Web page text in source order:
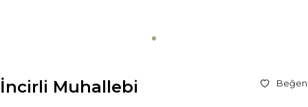
İncirli Muhallebi Beğen